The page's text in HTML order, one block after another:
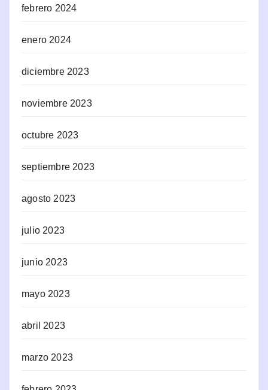
febrero 2024
enero 2024
diciembre 2023
noviembre 2023
octubre 2023
septiembre 2023
agosto 2023
julio 2023
junio 2023
mayo 2023
abril 2023
marzo 2023